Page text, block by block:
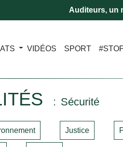
Auditeurs, un
VIDÉOS SPORT
Sécurité
Justice